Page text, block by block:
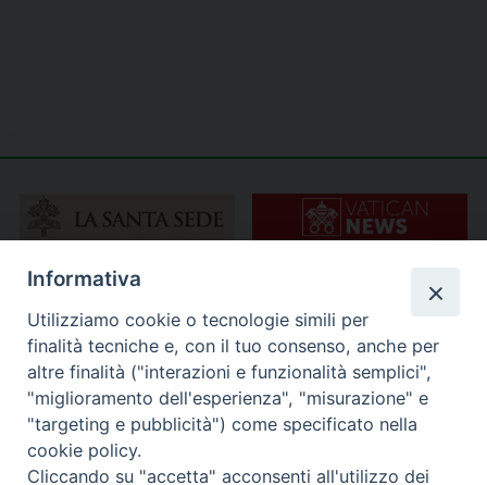
Informativa
Utilizziamo cookie o tecnologie simili per
finalità tecniche e, con il tuo consenso, anche per
altre finalità ("interazioni e funzionalità semplici",
"miglioramento dell'esperienza", "misurazione" e
"targeting e pubblicità") come specificato nella
cookie policy.
Cliccando su "accetta" acconsenti all'utilizzo dei